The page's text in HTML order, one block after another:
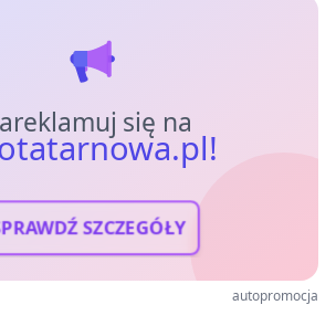
się na
SZCZEGÓŁY
autopromocja